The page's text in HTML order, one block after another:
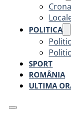
POLITICA
SPORT
ROMÂNIA
ULTIMA